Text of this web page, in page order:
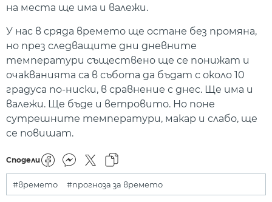
на места ще има и валежи.
У нас в сряда времето ще остане без промяна,
но през следващите дни дневните
температури съществено ще се понижат и
очакванията са в събота да бъдат с около 10
градуса по-ниски, в сравнение с днес. Ще има и
валежи. Ще бъде и ветровито. Но поне
сутрешните температури, макар и слабо, ще
се повишат.
Сподели
#времето #прогноза за времето